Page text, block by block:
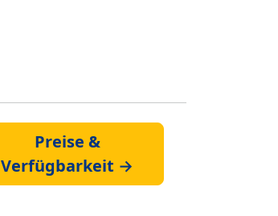
Preise &
Verfügbarkeit →